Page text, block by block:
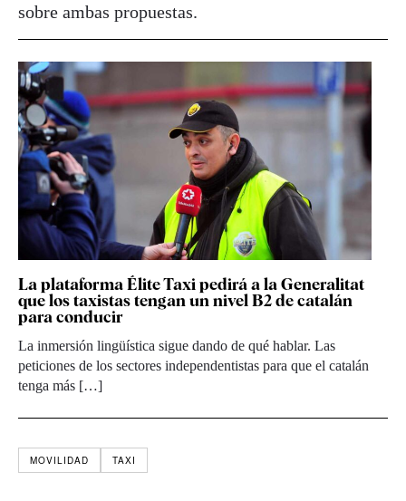
sobre ambas propuestas.
La plataforma Élite Taxi pedirá a la Generalitat
que los taxistas tengan un nivel B2 de catalán
para conducir
La inmersión lingüística sigue dando de qué hablar. Las
peticiones de los sectores independentistas para que el catalán
tenga más […]
MOVILIDAD TAXI